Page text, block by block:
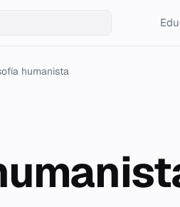
humanista